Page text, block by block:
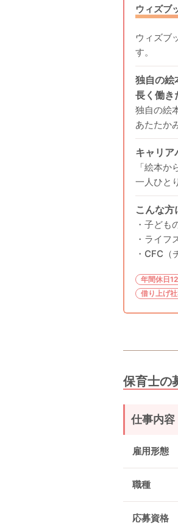
ウィズブ
ウィズブ
す。
独自の絵
長く働き
独自の絵
あたたか
キャリア
「絵本
一人ひと
こんな方
・子ども
・ライフ
・CFC
年間休日
借り上げ
保育士の
仕事内容
雇用形態
職種
応募資格